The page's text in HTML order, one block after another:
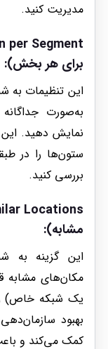
مدیریت کنید.
برای هر بخش):
این تنظیمات به
به‌صورت
نمایش دهید.
ستون‌ها را در
بررسی کنید.
مشابه):
این گزینه به
مکان‌های مشابه
یک شبکه خاص)
بهبود
کمک می‌کند و